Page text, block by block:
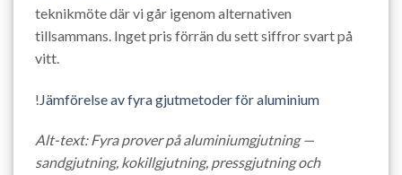
teknikmöte där vi går igenom alternativen
tillsammans. Inget pris förrän du sett siffror svart på
vitt.
! Jämförelse av fyra gjutmetoder för aluminium
Alt-text: Fyra prover på aluminiumgjutning —
sandgjutning, kokillgjutning, pressgjutning och